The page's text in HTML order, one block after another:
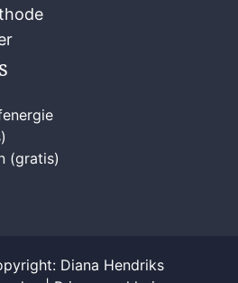
(gratis)
Diana Hendriks